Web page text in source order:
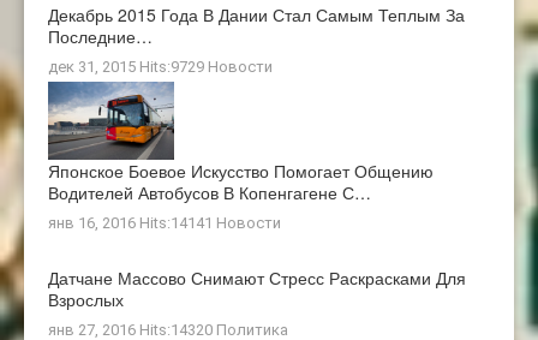
Декабрь 2015 Года В Дании Стал Самым Теплым За
Последние…
дек 31, 2015 Hits:9729 Новости
Японское Боевое Искусство Помогает Общению
Водителей Автобусов В Копенгагене С…
янв 16, 2016 Hits:14141 Новости
Датчане Массово Снимают Стресс Раскрасками Для
Взрослых
янв 27, 2016 Hits:14320 Политика